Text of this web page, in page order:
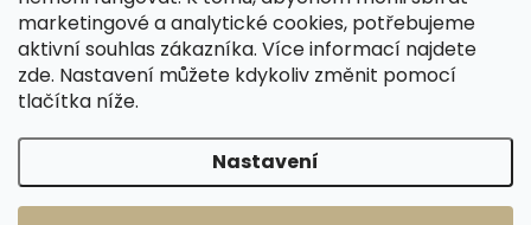
marketingové a analytické cookies, potřebujeme
aktivní souhlas zákazníka. Více informací najdete
zde. Nastavení můžete kdykoliv změnit pomocí
tlačítka níže.
Nastavení
+420 776 663 962
https://www.facebook.com/spongr.cz
spongr.cz